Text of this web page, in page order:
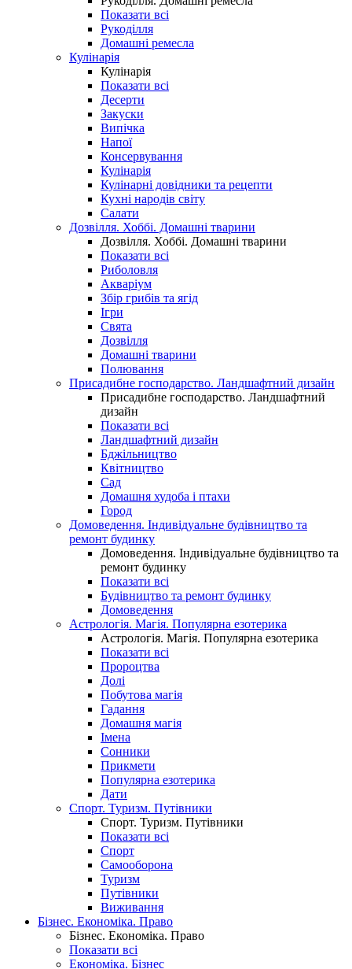
Показати всі
Рукоділля
Домашні ремесла
Кулінарія
Кулінарія
Показати всі
Десерти
Закуски
Випічка
Напої
Консервування
Кулінарія
Кулінарні довідники та рецепти
Кухні народів світу
Салати
Дозвілля. Хоббі. Домашні тварини
Дозвілля. Хоббі. Домашні тварини
Показати всі
Риболовля
Акваріум
Збір грибів та ягід
Ігри
Свята
Дозвілля
Домашні тварини
Полювання
Присадибне господарство. Ландшафтний дизайн
Присадибне господарство. Ландшафтний
дизайн
Показати всі
Ландшафтний дизайн
Бджільництво
Квітництво
Сад
Домашня худоба і птахи
Город
Домоведення. Індивідуальне будівництво та
ремонт будинку
Домоведення. Індивідуальне будівництво та
ремонт будинку
Показати всі
Будівництво та ремонт будинку
Домоведення
Астрологія. Магія. Популярна езотерика
Астрологія. Магія. Популярна езотерика
Показати всі
Пророцтва
Долі
Побутова магія
Гадання
Домашня магія
Імена
Сонники
Прикмети
Популярна езотерика
Дати
Спорт. Туризм. Путівники
Спорт. Туризм. Путівники
Показати всі
Спорт
Самооборона
Туризм
Путівники
Виживання
Бізнес. Економіка. Право
Бізнес. Економіка. Право
Показати всі
Економіка. Бізнес